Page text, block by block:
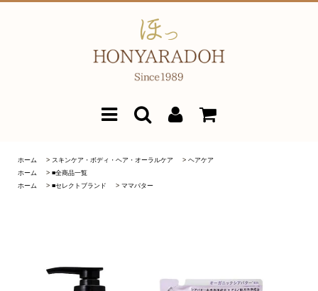
ホーム > スキンケア・ボディ・ヘア・オーラルケア > ヘアケア
ホーム
> ■全商品一覧
ホーム
> ■セレクトブランド > ママバター